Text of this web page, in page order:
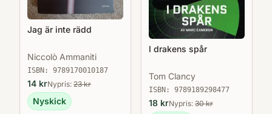
Jag är inte rädd
Niccolò Ammaniti
ISBN: 9789170010187
14 krNypris: 23kr
Nyskick
I drakens spår
Tom Clancy
ISBN: 9789189298477
18 krNypris: 30kr